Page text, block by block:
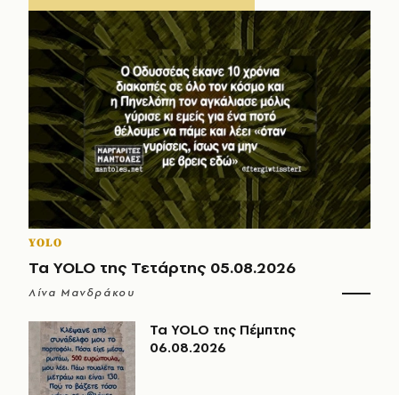
YOLO
Τα YOLO της Τετάρτης 05.08.2026
Λίνα Μανδράκου
Τα YOLO της Πέμπτης
06.08.2026